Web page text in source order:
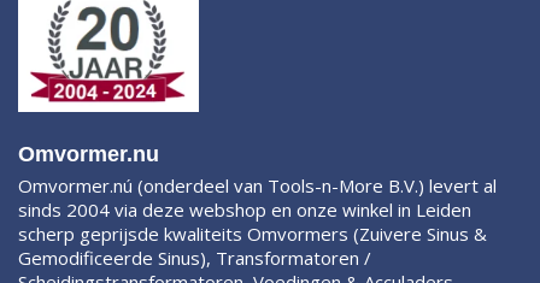
Omvormer.nu
Omvormer.nú (onderdeel van Tools-n-More B.V.) levert al
sinds 2004 via deze webshop en onze winkel in Leiden
scherp geprijsde kwaliteits Omvormers (Zuivere Sinus &
Gemodificeerde Sinus), Transformatoren /